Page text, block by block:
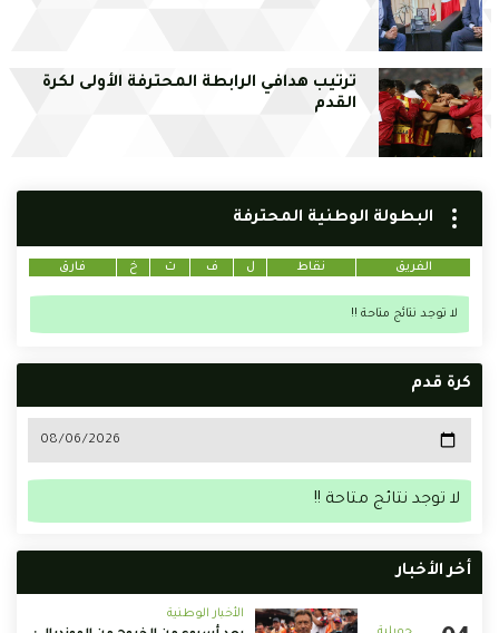
ترتيب هدافي الرابطة المحترفة الأولى لكرة
القدم
البطولة الوطنية المحترفة
الفريق نقاط ل ف ت خ فارق
لا توجد نتائج متاحة !!
كرة قدم
لا توجد نتائج متاحة !!
أخر الأخبار
الأخبار الوطنية